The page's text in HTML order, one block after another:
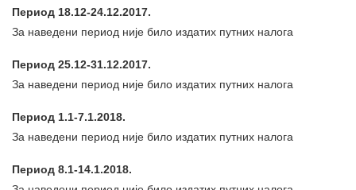
Период 18.12-24.12.2017.
За наведени период није било издатих путних налога
Период 25.12-31.12.2017.
За наведени период није било издатих путних налога
Период 1.1-7.1.2018.
За наведени период није било издатих путних налога
Период 8.1-14.1.2018.